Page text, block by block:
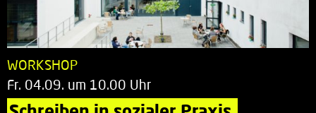
WORKSHOP
Fr. 04.09. um 10.00 Uhr